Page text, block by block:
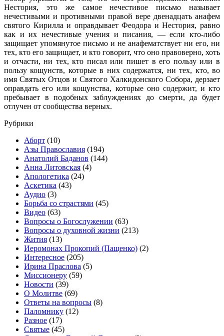
Нестория, это же самое нечестивое письмо называет
нечестивыми и противными правой вере двенадцать анафем
святого Кирилла и оправдывает Феодора и Нестория, равно
как и их нечестивые учения и писания, — если кто-либо
защищает упомянутое письмо и не анафематствует ни его, ни
тех, кто его защищает, и кто говорит, что оно правоверно, хоть
и отчасти, ни тех, кто писал или пишет в его пользу или в
пользу кощунств, которые в них содержатся, ни тех, кто, во
имя Святых Отцов и Святого Халкидонского Собора, дерзает
оправдать его или кощунства, которые оно содержит, и кто
пребывает в подобных заблуждениях до смерти, да будет
отлучен от сообщества верных.
Рубрики
Аборт (10)
Азы Православия (194)
Анатолий Баданов (144)
Анна Литовская (4)
Апологетика (24)
Аскетика (43)
Аудио (3)
Борьба со страстями (45)
Видео (63)
Вопросы о Богослужении (63)
Вопросы о духовной жизни (213)
Жития (13)
Иеромонах Прокопий (Пащенко) (2)
Интересное (205)
Ирина Праслова (5)
Миссионеру (59)
Новости (39)
О Молитве (69)
Ответы на вопросы (8)
Паломнику (12)
Разное (17)
Святые (45)